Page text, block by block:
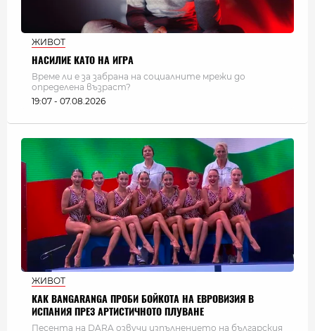
ЖИВОТ
НАСИЛИЕ КАТО НА ИГРА
Време ли е за забрана на социалните мрежи до
определена възраст?
19:07 - 07.08.2026
ЖИВОТ
КАК BANGARANGA ПРОБИ БОЙКОТА НА ЕВРОВИЗИЯ В
ИСПАНИЯ ПРЕЗ АРТИСТИЧНОТО ПЛУВАНЕ
Песента на DARA озвучи изпълнението на българския